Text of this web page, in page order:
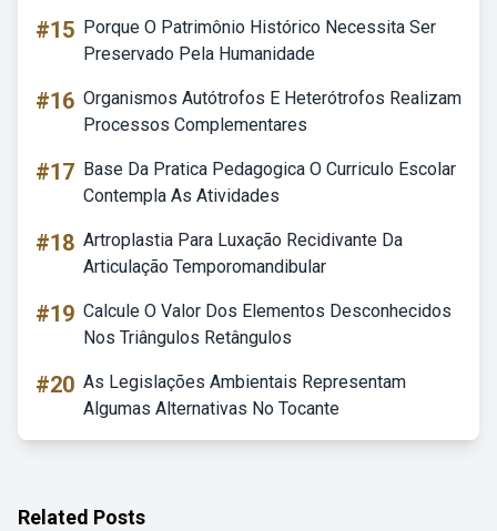
#15 Porque O Patrimônio Histórico Necessita Ser
Preservado Pela Humanidade
#16 Organismos Autótrofos E Heterótrofos Realizam
Processos Complementares
#17 Base Da Pratica Pedagogica O Curriculo Escolar
Contempla As Atividades
#18 Artroplastia Para Luxação Recidivante Da
Articulação Temporomandibular
#19 Calcule O Valor Dos Elementos Desconhecidos
Nos Triângulos Retângulos
#20 As Legislações Ambientais Representam
Algumas Alternativas No Tocante
Related Posts